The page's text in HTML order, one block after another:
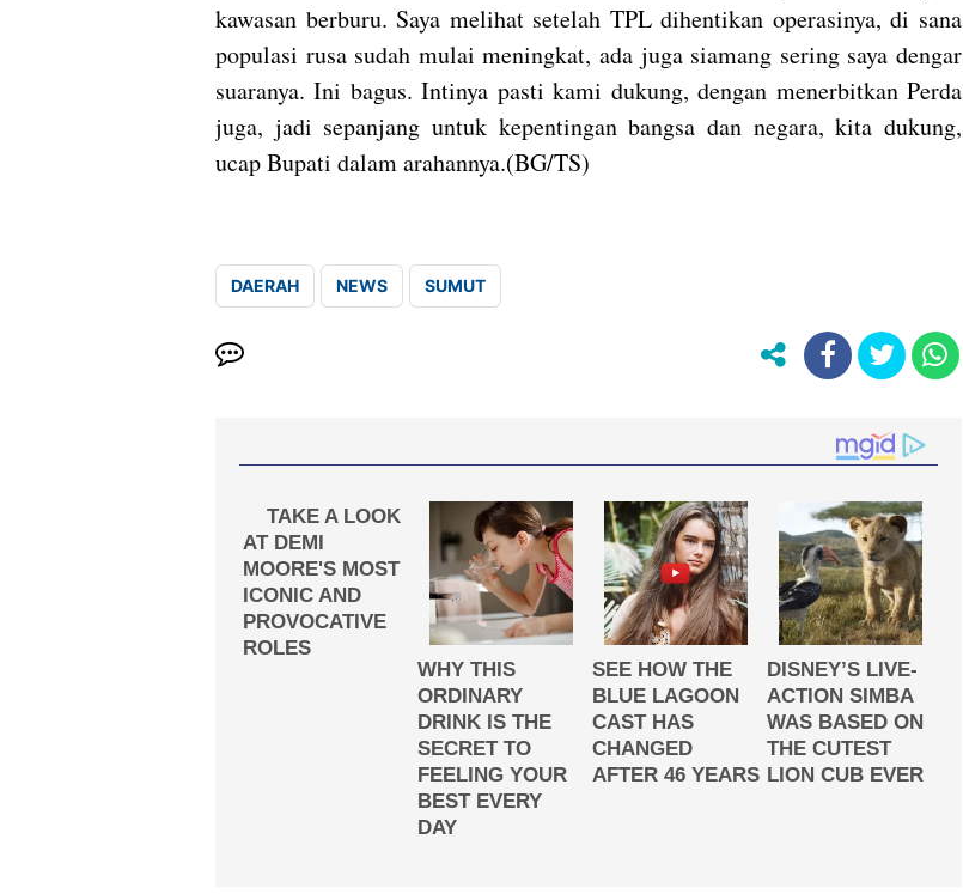
kawasan berburu. Saya melihat setelah TPL dihentikan operasinya, di sana
populasi rusa sudah mulai meningkat, ada juga siamang sering saya dengar
suaranya. Ini bagus. Intinya pasti kami dukung, dengan menerbitkan Perda
juga, jadi sepanjang untuk kepentingan bangsa dan negara, kita dukung,
ucap Bupati dalam arahannya.(BG/TS)
DAERAH NEWS SUMUT